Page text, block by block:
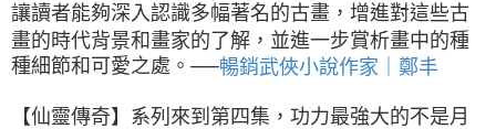
讓讀者能夠深入認識多幅著名的古畫，增進對這些古
畫的時代背景和畫家的了解，並進一步賞析畫中的種
種細節和可愛之處。──暢銷武俠小說作家｜鄭丰
【仙靈傳奇】系列來到第四集，功力最強大的不是月